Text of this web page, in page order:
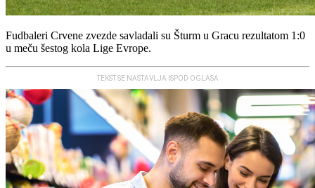
Fudbaleri Crvene zvezde savladali su Šturm u Gracu rezultatom 1:0
u meču šestog kola Lige Evrope.
TEKST SE NASTAVLJA ISPOD OGLASA